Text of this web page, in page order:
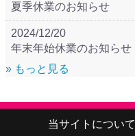
夏季休業のお知らせ
2024/12/20
年末年始休業のお知らせ
» もっと見る
当サイトについて